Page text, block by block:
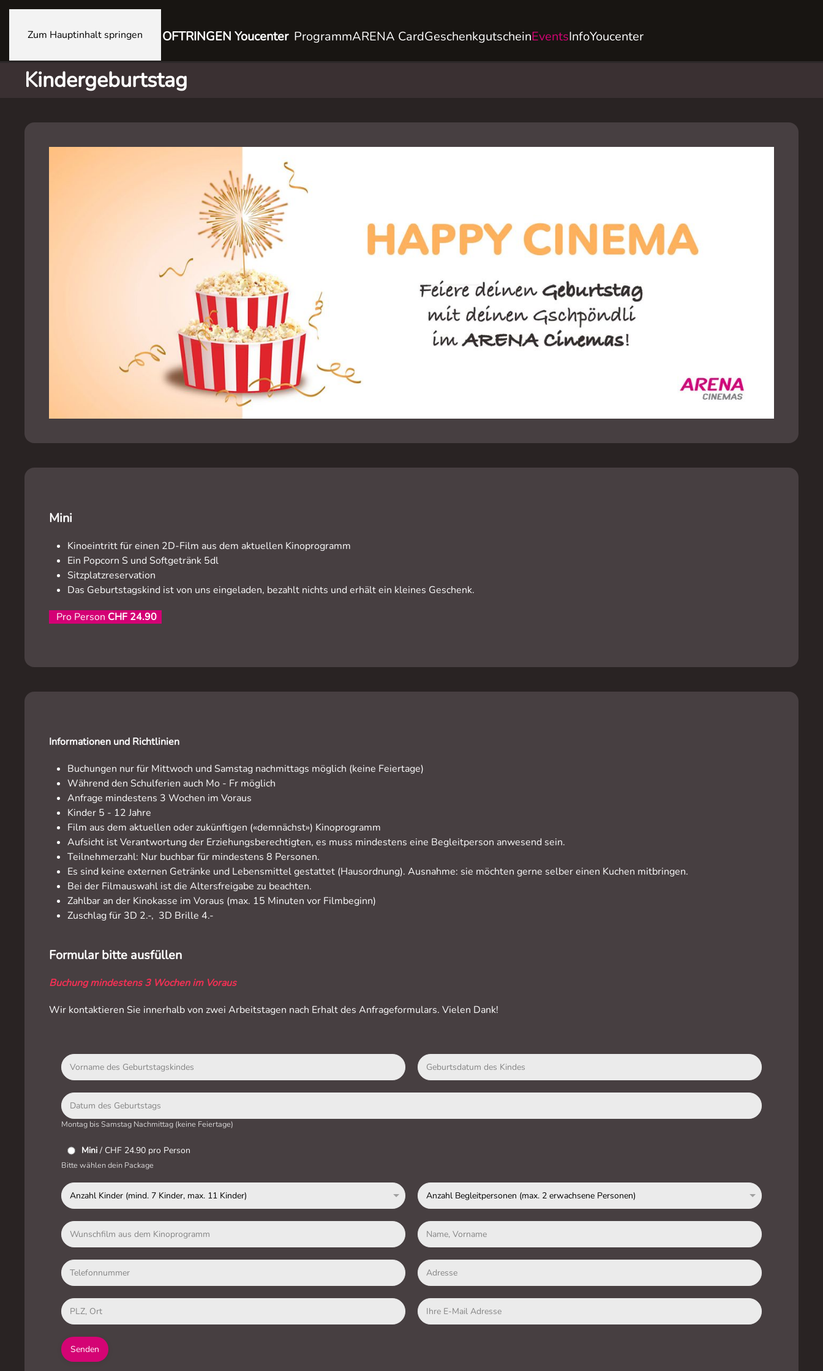
Zum Hauptinhalt springen OFTRINGEN Youcenter ProgrammARENA CardGeschenkgutscheinEventsInfoYoucenter
Kindergeburtstag
Mini
Kinoeintritt für einen 2D-Film aus dem aktuellen Kinoprogramm
Ein Popcorn S und Softgetränk 5dl
Sitzplatzreservation
Das Geburtstagskind ist von uns eingeladen, bezahlt nichts und erhält ein kleines Geschenk.
Pro Person CHF 24.90
Informationen und Richtlinien
Buchungen nur für Mittwoch und Samstag nachmittags möglich (keine Feiertage)
Während den Schulferien auch Mo - Fr möglich
Anfrage mindestens 3 Wochen im Voraus
Kinder 5 - 12 Jahre
Film aus dem aktuellen oder zukünftigen («demnächst») Kinoprogramm
Aufsicht ist Verantwortung der Erziehungsberechtigten, es muss mindestens eine Begleitperson anwesend sein.
Teilnehmerzahl: Nur buchbar für mindestens 8 Personen.
Es sind keine externen Getränke und Lebensmittel gestattet (Hausordnung). Ausnahme: sie möchten gerne selber einen Kuchen mitbringen.
Bei der Filmauswahl ist die Altersfreigabe zu beachten.
Zahlbar an der Kinokasse im Voraus (max. 15 Minuten vor Filmbeginn)
Zuschlag für 3D 2.-, 3D Brille 4.-
Formular bitte ausfüllen
Buchung mindestens 3 Wochen im Voraus
Wir kontaktieren Sie innerhalb von zwei Arbeitstagen nach Erhalt des Anfrageformulars. Vielen Dank!
Montag bis Samstag Nachmittag (keine Feiertage)
Paket*
Mini / CHF 24.90 pro Person
Bitte wählen dein Package
Senden